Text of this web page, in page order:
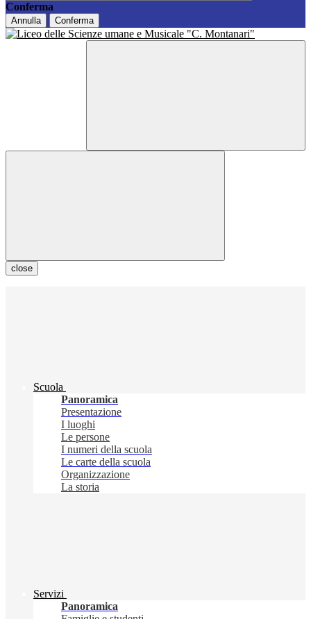
Conferma
Annulla Conferma
close
Scuola
Panoramica
Presentazione
I luoghi
Le persone
I numeri della scuola
Le carte della scuola
Organizzazione
La storia
Servizi
Panoramica